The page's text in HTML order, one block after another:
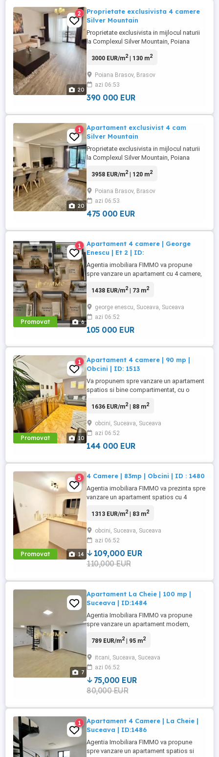
20
2
Proprietate exclusivista 4 camere
Silver Mountain
Proprietate exclusivista in mijlocul naturii
la Complexul Silver Mountain, Poiana
fantastica spre munte, cu brazii la
plus 3 terase catre munte cu suprafa de
45 mp. Videao prezentare: https:
www.youtube.com watch?
3000 EUR/m2| 130 m2
Poiana Brasov, Brasov
azi 06:53
390 000 EUR
20
1
Apartament exclusivist 4 cam
Silver Mountain
Proprietate exclusivista in mijlocul naturii
la Complexul Silver Mountain, Poiana
Apartament categoria lux, desfasurat pe 2
munte, cu brazii la ferestre, apartamentul
are 120 mp utili plus 2 terase catre munte
cu suprafa de 70 ...
3958 EUR/m2| 120 m2
Poiana Brasov, Brasov
azi 06:53
475 000 EUR
Promovat 6
1
Apartament 4 camere | George
Enescu | Et 2 | ID:
Agentia imobiliara FIMMO va propune
spre vanzare un apartament cu 4 camere,
Lalelelor, la etajul 2 din 4, intr-o zona
gradinite, magazine si mijloace de
transport. Apartamentul are o suprafata
utila de aproximativ 72,40 ...
1438 EUR/m2| 73 m2
george enescu, Suceava, Suceava
azi 06:52
105 000 EUR
Promovat 10
1
Apartament 4 camere | 90 mp |
Obcini | ID: 1513
Va propunem spre vanzare un apartament
spatios si bine compartimentat, cu o
situat la etajul 3 din 4, in cartierul Obcini,
punctele de interes. Apartamentul este
decomandat si dispune de o
compartimentare inteligenta, ...
1636 EUR/m2| 88 m2
obcini, Suceava, Suceava
azi 06:52
144 000 EUR
Promovat 14
5 4 Camere | 83mp | Obcini | ID : 1480
Agentia imobiliara FIMMO va prezinta spre
vanzare un apartament spatios cu 4
cartierul Obcini, intr-o zona linistita si bine
interes ndash; scoli, gradinite, magazine,
farmacii si mijloace de transport in
comun. Apartamentul ...
1313 EUR/m2| 83 m2
obcini, Suceava, Suceava
azi 06:52
109,000 EUR
110,000 EUR
7
Apartament La Cheie | 100 mp |
Suceava | ID:1484
Agentia Imobiliara FIMMO va propune
spre vanzare un apartament modern,
Itcani ndash; Suceava, intr-o zona linistita
suprafata utila de 100 mp si o
compartimentare inteligenta, ideala pentru
o familie care isi doreste ...
789 EUR/m2| 95 m2
itcani, Suceava, Suceava
azi 06:52
75,000 EUR
80,000 EUR
1
Apartament 4 Camere | La Cheie |
Suceava | ID:1486
Agentia Imobiliara FIMMO va propune
spre vanzare un apartament spatios si